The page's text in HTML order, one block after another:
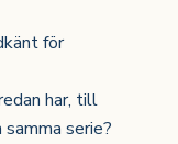
för
har, till
serie?